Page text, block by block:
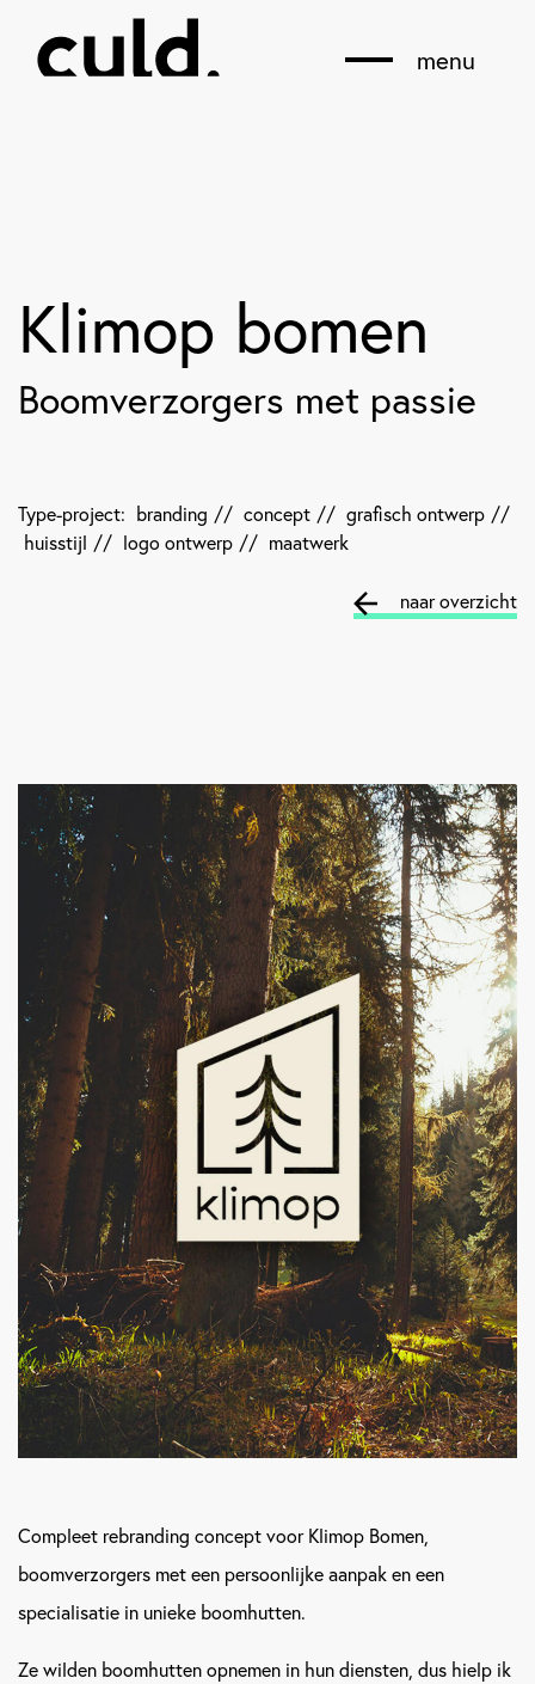
menu
Klimop bomen
Boomverzorgers met passie
Type-project: branding // concept // grafisch ontwerp //
huisstijl // logo ontwerp // maatwerk
naar overzicht
Compleet rebranding concept voor Klimop Bomen,
boomverzorgers met een persoonlijke aanpak en een
specialisatie in unieke boomhutten.
Ze wilden boomhutten opnemen in hun diensten, dus hielp ik